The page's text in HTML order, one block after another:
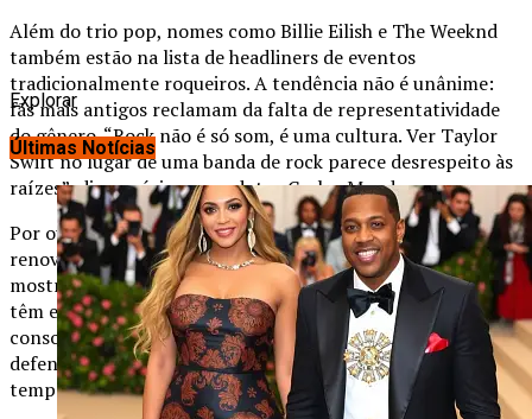
Além do trio pop, nomes como Billie Eilish e The Weeknd
também estão na lista de headliners de eventos
tradicionalmente roqueiros. A tendência não é unânime:
fãs mais antigos reclamam da falta de representatividade
do gênero. “Rock não é só som, é uma cultura. Ver Taylor
Swift no lugar de uma banda de rock parece desrespeito às
raízes”, diz o músico e produtor Carlos Mendes.
Por outro lado, os festivais celebram a diversidade e a
renovação de público. Dados de vendas de ingressos
mostram que 70% dos compradores para o Coachella 2026
têm entre 18 e 30 anos – exatamente a faixa etária que
consome esses artistas pop. A organização do Glastonbury
defende a escolha: “Festivais precisam evoluir com os
tempos. A música é viva, e o rock sempre se reinventou”.
Explorar
Últimas Notícias